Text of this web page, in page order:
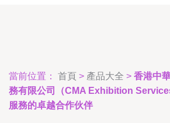
當前位置： 首頁 > 產品大全 > 香港中
務有限公司（CMA Exhibition
服務的卓越合作伙伴